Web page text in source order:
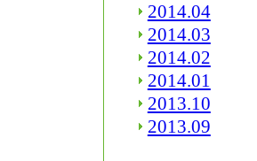
2014.04
2014.03
2014.02
2014.01
2013.10
2013.09